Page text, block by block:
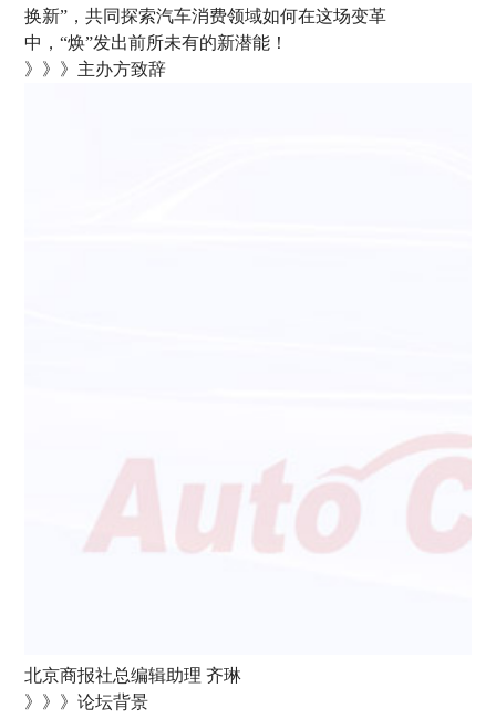
换新”，共同探索汽车消费领域如何在这场变革
中，“焕”发出前所未有的新潜能！
》》》主办方致辞
北京商报社总编辑助理 齐琳
》》》论坛背景